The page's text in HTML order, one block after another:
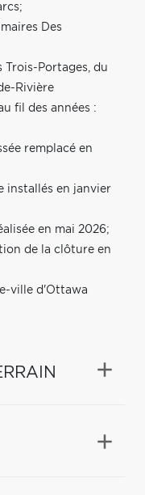
Des
Trois-Portages, du
Rivière
fil des années :
remplacé en
installés en janvier
en mai 2026;
de la clôture en
ville d'Ottawa